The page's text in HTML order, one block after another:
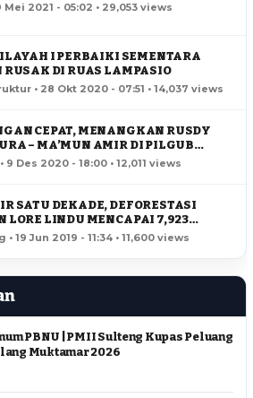
Mei 2021 - 05:02 • 29,053 views
I PERBAIKI SEMENTARA
RUSAK DI RUAS LAMPASIO
• 28 Okt 2020 - 07:51 • 14,037 views
CEPAT, MENANGKAN RUSDY
– MA’MUN AMIR DI PILGUB
9 Des 2020 - 18:00 • 12,011 views
SATU DEKADE, DEFORESTASI
LORE LINDU MENCAPAI 7,923
• 19 Jun 2019 - 11:34 • 11,600 views
PBNU | PMII Sulteng Kupas Peluang
Muktamar 2026